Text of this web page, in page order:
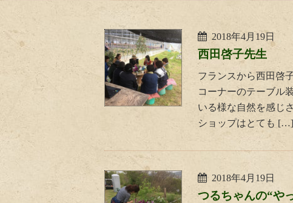
2018年4月19日
西田啓子先生
フランスから西田啓
コーナーのテーブル
いる様な自然を感じ
ショップはとても […]
2018年4月19日
つるちゃんの“や